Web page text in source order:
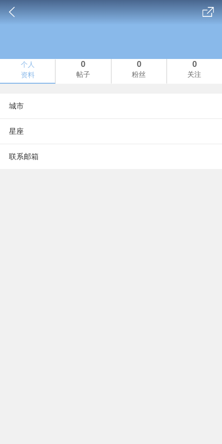
个人
资料
0
帖子
0
粉丝
0
关注
城市
星座
联系邮箱